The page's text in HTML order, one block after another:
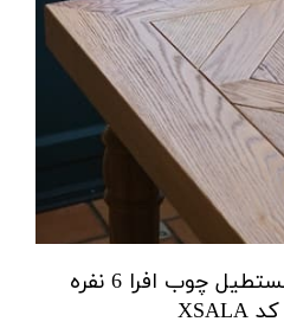
میز ناهارخوری چوبی مستطیل چوب افرا 6 نفره